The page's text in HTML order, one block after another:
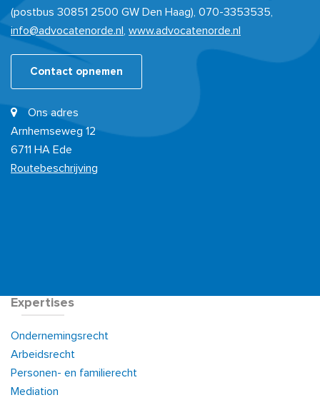
(postbus 30851 2500 GW Den Haag), 070-3353535,
info@advocatenorde.nl
www.advocatenorde.nl
Contact opnemen
Ons adres
Arnhemseweg 12
6711 HA Ede
Routebeschrijving
Expertises
Ondernemingsrecht
Arbeidsrecht
Personen- en familierecht
Mediation